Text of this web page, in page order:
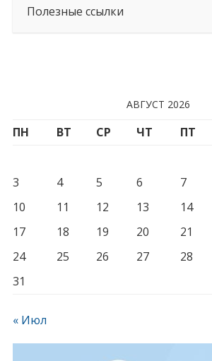
Полезные ссылки
АВГУСТ 2026
ПН ВТ СР ЧТ ПТ
3
4 5 6 7
10
11 12 13 14
17
18 19 20 21
24
25 26 27 28
31
« Июл